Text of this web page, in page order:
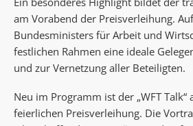
am Vorabend der Preisverleihung.
Bundesministers für Arbeit und
festlichen Rahmen eine ideale
und zur Vernetzung aller Beteiligten.
Neu im Programm ist der „WFT Talk“
feierlichen Preisverleihung. Die